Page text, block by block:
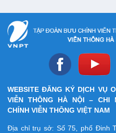
WEBSITE ĐĂNG KÝ DỊCH VỤ
VIỄN THÔNG HÀ NỘI – CHI
CHÍNH VIỄN THÔNG VIỆT NAM
Địa chỉ trụ sở: Số 75, phố Đinh